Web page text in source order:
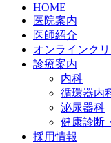
HOME
医院案内
医師紹介
オンラインク
診療案内
内科
循環器内
泌尿器科
健康診断
採用情報